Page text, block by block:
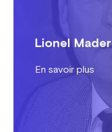
Lionel Mader
En savoir plus